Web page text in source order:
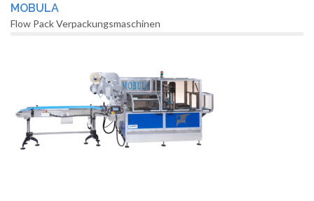
MOBULA
Flow Pack Verpackungsmaschinen